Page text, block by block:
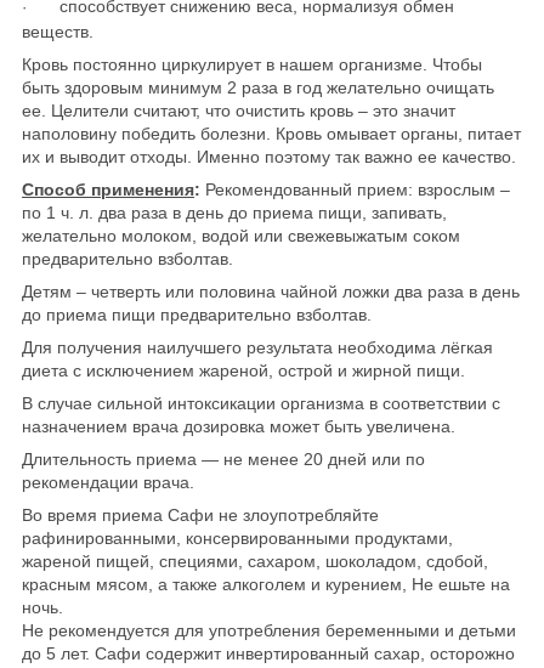
·
способствует снижению веса, нормализуя обмен
веществ.
Кровь постоянно циркулирует в нашем организме. Чтобы
быть здоровым минимум 2 раза в год желательно очищать
ее. Целители считают, что очистить кровь – это значит
наполовину победить болезни. Кровь омывает органы, питает
их и выводит отходы. Именно поэтому так важно ее качество.
Способ применения: Рекомендованный прием: взрослым –
по 1 ч. л. два раза в день до приема пищи, запивать,
желательно молоком, водой или свежевыжатым соком
предварительно взболтав.
Детям – четверть или половина чайной ложки два раза в день
до приема пищи предварительно взболтав.
Для получения наилучшего результата необходима лёгкая
диета с исключением жареной, острой и жирной пищи.
В случае сильной интоксикации организма в соответствии с
назначением врача дозировка может быть увеличена.
Длительность приема ― не менее 20 дней или по
рекомендации врача.
Во время приема Сафи не злоупотребляйте
рафинированными, консервированными продуктами,
жареной пищей, специями, сахаром, шоколадом, сдобой,
красным мясом, а также алкоголем и курением, Не ешьте на
ночь.
Не рекомендуется для употребления беременными и детьми
до 5 лет. Сафи содержит инвертированный сахар, осторожно